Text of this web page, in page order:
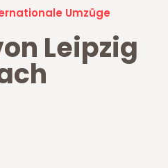
Umzüge
Leipzig